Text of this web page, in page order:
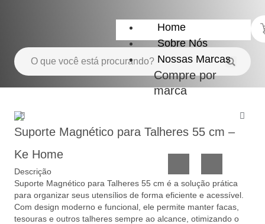
Home
Sobre Nós
Nossas Marcas
Compre por
marca
do
e
Suporte Magnético para Talheres 55 cm –
Ke Home
Descrição
Suporte Magnético para Talheres 55 cm é a solução prática
para organizar seus utensílios de forma eficiente e acessível.
Com design moderno e funcional, ele permite manter facas,
tesouras e outros talheres sempre ao alcance, otimizando o